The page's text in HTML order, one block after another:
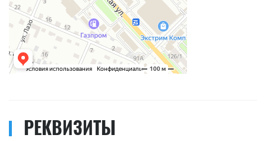
РЕКВИЗИТЫ